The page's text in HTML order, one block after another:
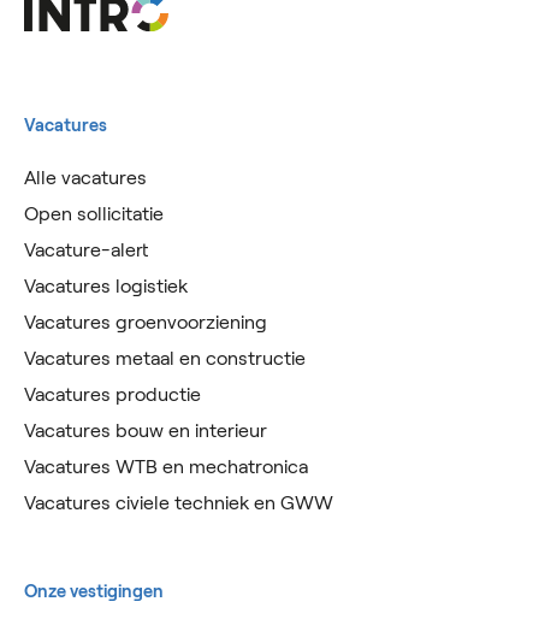
Vacatures
Alle vacatures
Open sollicitatie
Vacature-alert
Vacatures logistiek
Vacatures groenvoorziening
Vacatures metaal en constructie
Vacatures productie
Vacatures bouw en interieur
Vacatures WTB en mechatronica
Vacatures civiele techniek en GWW
Onze vestigingen